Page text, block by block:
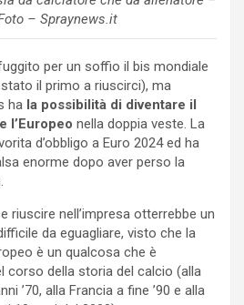
– Spraynews.it
per un soffio il bis mondiale
il primo a riuscirci), ma
ha la possibilità di diventare il
l’Europeo nella doppia veste. La
d’obbligo a Euro 2024 ed ha
enorme dopo aver perso la
riuscire nell’impresa otterrebbe un
da eguagliare, visto che la
è un qualcosa che è
corso della storia del calcio (alla
’70, alla Francia a fine ’90 e alla